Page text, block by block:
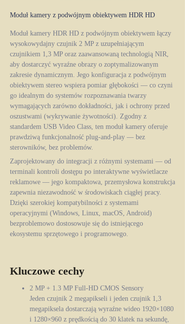
Moduł kamery z podwójnym obiektywem HDR HD
Moduł kamery HDR HD z podwójnym obiektywem łączy
wysokowydajny czujnik 2 MP z uzupełniającym
czujnikiem 1,3 MP oraz zaawansowaną technologią NIR,
aby dostarczyć wyraźne obrazy o zoptymalizowanym
zakresie dynamicznym. Jego konfiguracja z podwójnym
obiektywem stereo wspiera pomiar głębokości — co czyni
go idealnym do systemów rozpoznawania twarzy
wymagających zarówno dokładności, jak i ochrony przed
oszustwami (wykrywanie żywotności). Zgodny z
standardem USB Video Class, ten moduł kamery oferuje
prawdziwą funkcjonalność plug-and-play — bez
sterowników, bez problemów.
Zaprojektowany do integracji z różnymi systemami — od
terminali kontroli dostępu po interaktywne wyświetlacze
reklamowe — jego kompaktowa, przemysłowa konstrukcja
zapewnia niezawodność w środowiskach ciągłej pracy.
Dzięki szerokiej kompatybilności z systemami
operacyjnymi (Windows, Linux, macOS, Android)
bezproblemowo dostosowuje się do istniejącego
ekosystemu sprzętowego i programowego.
Kluczowe cechy
2 MP + 1.3 MP Full‑HD CMOS Sensory
Jeden czujnik 2 megapikseli i jeden czujnik 1,3
megapiksela dostarczają wyraźne wideo 1920×1080
i 1280×960 z prędkością do 30 klatek na sekundę,